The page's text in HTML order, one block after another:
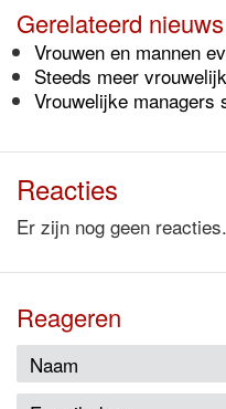
Gerelateerd nieuws
Vrouwen en mannen
Steeds meer
Vrouwelijke managers
Reacties
Er zijn nog geen reacties.
Reageren